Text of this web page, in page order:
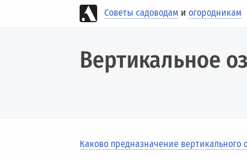
Советы садоводам иогородникам
Вертикальное
Каково предназначение вертикального